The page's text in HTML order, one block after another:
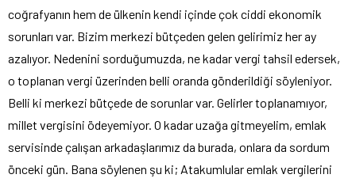
coğrafyanın hem de ülkenin kendi içinde çok ciddi ekonomik
sorunları var. Bizim merkezi bütçeden gelen gelirimiz her ay
azalıyor. Nedenini sorduğumuzda, ne kadar vergi tahsil edersek,
o toplanan vergi üzerinden belli oranda gönderildiği söyleniyor.
Belli ki merkezi bütçede de sorunlar var. Gelirler toplanamıyor,
millet vergisini ödeyemiyor. O kadar uzağa gitmeyelim, emlak
servisinde çalışan arkadaşlarımız da burada, onlara da sordum
önceki gün. Bana söylenen şu ki; Atakumlular emlak vergilerini